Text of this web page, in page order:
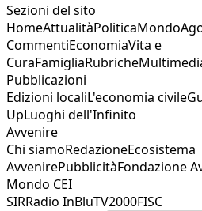
Sezioni del sito
HomeAttualitàPoliticaMondo
CommentiEconomiaVita e
CuraFamigliaRubriche
Pubblicazioni
Edizioni localiL'economia civile
UpLuoghi dell'Infinito
Avvenire
Chi siamoRedazioneEcosistema
AvvenirePubblicitàFondazione
Mondo CEI
SIRRadio InBluTV2000FISC